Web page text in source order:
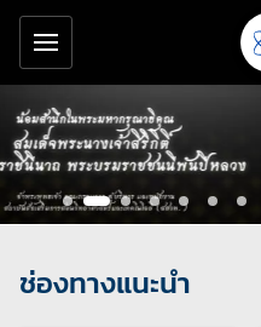
ข้ามไปยังเนื้อหาหลัก
เครื่องมือช่วยเหลือ
ช่องทางแนะนำ